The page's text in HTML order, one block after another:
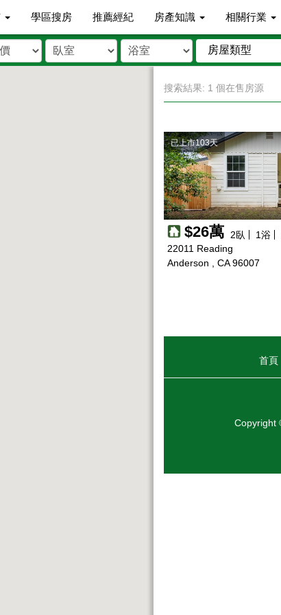
學區搜房 推薦經紀 房產知識 相關行業
房屋類型
搜索結果: 1 個在售房源
已上市103天
$26萬 2臥 1浴
22011 Reading
Anderson , CA 96007
首頁
Copyright